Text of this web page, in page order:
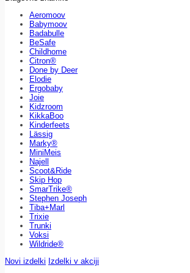
Aeromoov
Babymoov
Badabulle
BeSafe
Childhome
Citron®
Done by Deer
Elodie
Ergobaby
Joie
Kidzroom
KikkaBoo
Kinderfeets
Lässig
Marky®
MiniMeis
Najell
Scoot&Ride
Skip Hop
SmarTrike®
Stephen Joseph
Tiba+Marl
Trixie
Trunki
Voksi
Wildride®
Novi izdelki Izdelki v akciji